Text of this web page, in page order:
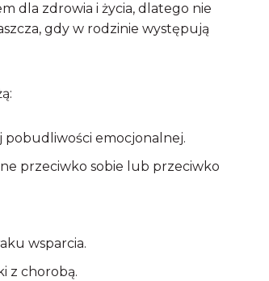
dla zdrowia i życia, dlatego nie
gdy w rodzinie występują
pobudliwości emocjonalnej.
przeciwko sobie lub przeciwko
wsparcia.
z chorobą.